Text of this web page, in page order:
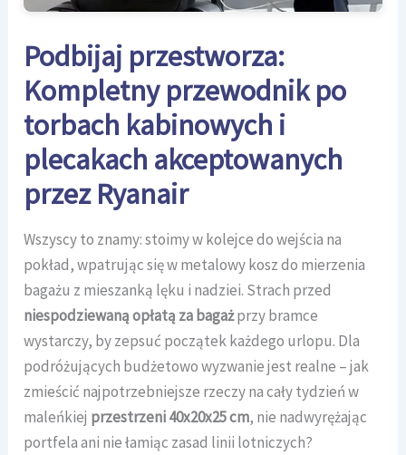
Podbijaj przestworza:
Kompletny przewodnik po
torbach kabinowych i
plecakach akceptowanych
przez Ryanair
Wszyscy to znamy: stoimy w kolejce do wejścia na
pokład, wpatrując się w metalowy kosz do mierzenia
bagażu z mieszanką lęku i nadziei. Strach przed
niespodziewaną opłatą za bagażprzy bramce
wystarczy, by zepsuć początek każdego urlopu. Dla
podróżujących budżetowo wyzwanie jest realne – jak
zmieścić najpotrzebniejsze rzeczy na cały tydzień w
maleńkiej przestrzeni 40x20x25 cm, nie nadwyrężając
portfela ani nie łamiąc zasad linii lotniczych?